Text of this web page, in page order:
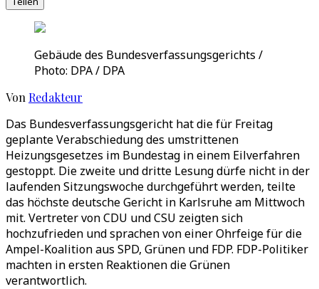
Gebäude des Bundesverfassungsgerichts /
Photo: DPA / DPA
Von Redakteur
Das Bundesverfassungsgericht hat die für Freitag
geplante Verabschiedung des umstrittenen
Heizungsgesetzes im Bundestag in einem Eilverfahren
gestoppt. Die zweite und dritte Lesung dürfe nicht in der
laufenden Sitzungswoche durchgeführt werden, teilte
das höchste deutsche Gericht in Karlsruhe am Mittwoch
mit. Vertreter von CDU und CSU zeigten sich
hochzufrieden und sprachen von einer Ohrfeige für die
Ampel-Koalition aus SPD, Grünen und FDP. FDP-Politiker
machten in ersten Reaktionen die Grünen
verantwortlich.